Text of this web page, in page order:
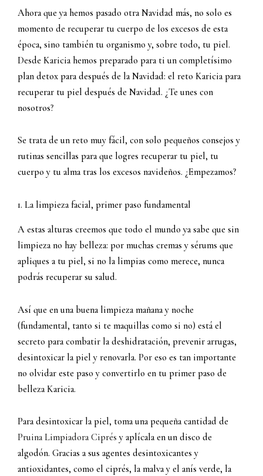
Ahora que ya hemos pasado otra Navidad más, no solo es
momento de recuperar tu cuerpo de los excesos de esta
época, sino también tu organismo y, sobre todo, tu piel.
Desde Karicia hemos preparado para ti un completísimo
plan detox para después de la Navidad: el reto Karicia para
recuperar tu piel después de Navidad. ¿Te unes con
nosotros?
Se trata de un reto muy fácil, con solo pequeños consejos y
rutinas sencillas para que logres recuperar tu piel, tu
cuerpo y tu alma tras los excesos navideños. ¿Empezamos?
1. La limpieza facial, primer paso fundamental
A estas alturas creemos que todo el mundo ya sabe que sin
limpieza no hay belleza: por muchas cremas y sérums que
apliques a tu piel, si no la limpias como merece, nunca
podrás recuperar su salud.
Así que en una buena limpieza mañana y noche
(fundamental, tanto si te maquillas como si no) está el
secreto para combatir la deshidratación, prevenir arrugas,
desintoxicar la piel y renovarla. Por eso es tan importante
no olvidar este paso y convertirlo en tu primer paso de
belleza Karicia.
Para desintoxicar la piel, toma una pequeña cantidad de
Pruina Limpiadora Ciprésy aplícala en un disco de
algodón. Gracias a sus agentes desintoxicantes y
antioxidantes, como el ciprés, la malva y el anís verde, la